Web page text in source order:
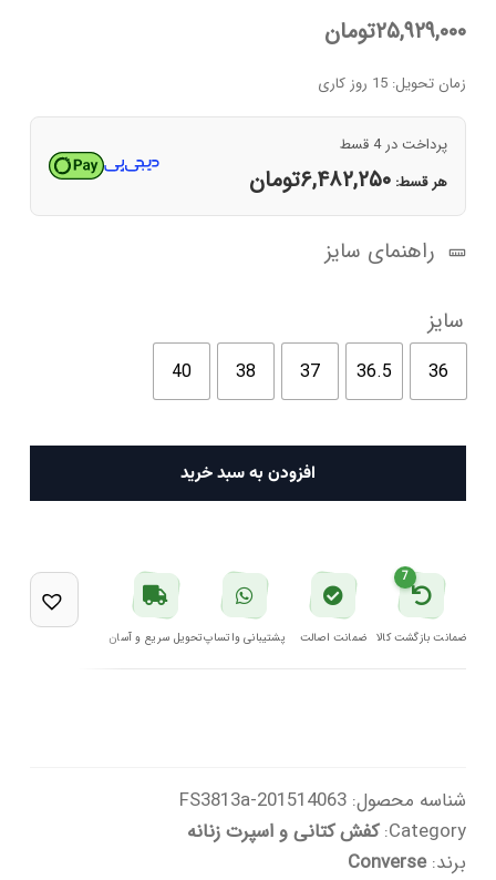
۲۵,۹۲۹,۰۰۰تومان
زمان تحویل: 15 روز کاری
پرداخت در 4 قسط
هر قسط:۶,۴۸۲,۲۵۰تومان
راهنمای سایز
سایز
36
36.5
37
38
40
کتانی
بلند
زنانه
مشکی
عدد
افزودن به سبد خرید
7
ضمانت بازگشت کالا ضمانت اصالت پشتیبانی واتساپتحویل سریع و آسان
شناسه محصول:201514063-FS3813a
Category: کفش کتانی و اسپرت زنانه
برند:Converse